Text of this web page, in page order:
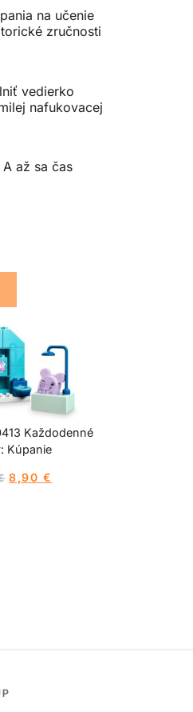
na učenie
zručnosti
vedierko
nafukovacej
až sa čas
Každodenné
Kúpanie
8,90 €